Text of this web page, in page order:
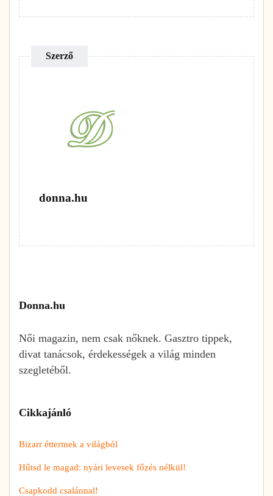
Szerző
donna.hu
Donna.hu
Női magazin, nem csak nőknek. Gasztro tippek,
divat tanácsok, érdekességek a világ minden
szegletéből.
Cikkajánló
Bizarr éttermek a világból
Hűtsd le magad: nyári levesek főzés nélkül!
Csapkodd csalánnal!